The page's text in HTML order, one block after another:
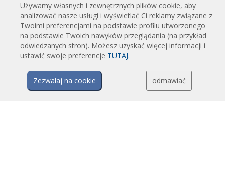
Kurtyny powietrzne do drzwi obrotowych, wykonane na zamówienie
Kurtyny powietrzne z ochroną przed owadami
Energooszczędne kurtyny powietrzne pompy ciepła
Kurtyny powietrzne z systemem dezynfekcji i oczyszczania
Opłacalne i ekonomiczne kurtyny powietrzne
TECHNOLOGIA
Używamy własnych i zewnętrznych plików cookie, aby
analizować nasze usługi i wyświetlać Ci reklamy związane z
Twoimi preferencjami na podstawie profilu utworzonego
na podstawie Twoich nawyków przeglądania (na przykład
odwiedzanych stron). Możesz uzyskać więcej informacji i
ustawić swoje preferencje TUTAJ.
Zezwalaj na cookie odmawiać